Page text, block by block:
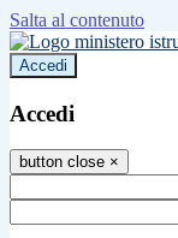
Salta al contenuto
Accedi
Accedi
button close ×